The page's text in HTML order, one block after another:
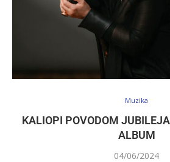
Muzika
KALIOPI POVODOM
ALBUM
04/06/2024